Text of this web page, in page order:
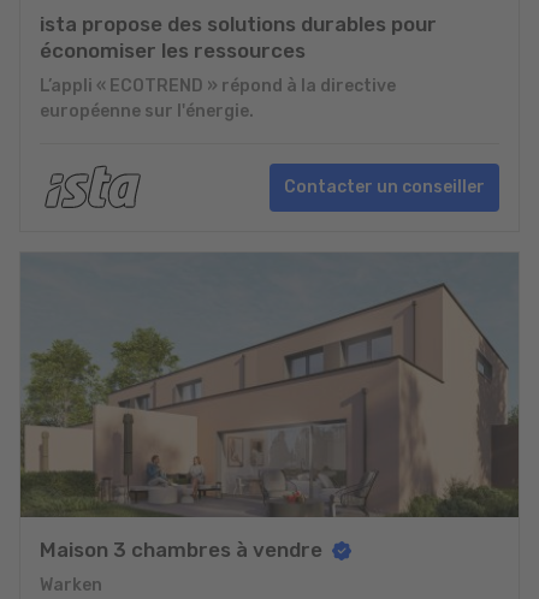
ista propose des solutions durables pour
économiser les ressources
L’appli « ECOTREND » répond à la directive
européenne sur l'énergie.
Contacter un conseiller
Maison 3 chambres à vendre
Warken